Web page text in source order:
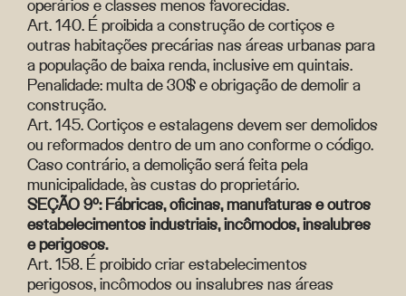
operários e classes menos favorecidas.
Art. 140. É proibida a construção de cortiços e
outras habitações precárias nas áreas urbanas para
a população de baixa renda, inclusive em quintais.
Penalidade: multa de 30$ e obrigação de demolir a
construção.
Art. 145. Cortiços e estalagens devem ser demolidos
ou reformados dentro de um ano conforme o código.
Caso contrário, a demolição será feita pela
municipalidade, às custas do proprietário.
SEÇÃO 9º: Fábricas, oficinas, manufaturas e outros
estabelecimentos industriais, incômodos, insalubres
e perigosos.
Art. 158. É proibido criar estabelecimentos
perigosos, incômodos ou insalubres nas áreas